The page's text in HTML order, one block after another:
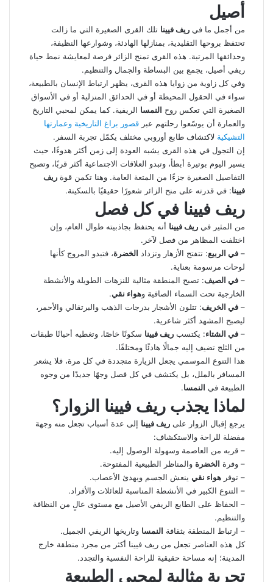
أصيل
من أجمل ما في ريف فيينا تلك القرى الصغيرة التي ما زالت
تحتفظ بروحها التقليدية، بمنازلها الهادئة، وشوارعها النظيفة،
وحدائقها المرتبة. هذه القرى تمنح الزائر فرصة لمعايشة نمط حياة
ريفي أصيل، يجمع بين البساطة والجمال والتنظيم.
وفي كل زاوية من زوايا هذه القرى، يظهر ارتباط الإنسان بالطبيعة،
سواء في الحقول المحيطة أو في الحدائق المنزلية أو في الأسواق
الصغيرة التي تعكس روح النمسا الريفية. كما يمكن لمحبي التاريخ
والعمارة أن يوسّعوا رحلتهم عبر قصور براغ التاريخية وعمارتها
التشيكية لاكتشاف طابع أوروبي مختلف يكمّل تجربة السفر.
إن التجول في هذه القرى يشبه العودة إلى زمن أكثر هدوءًا، حيث
يسير اليوم بوتيرة أبطأ، وتبدو العلاقات الاجتماعية أكثر قربًا، وتصبح
التفاصيل الصغيرة جزءًا من المتعة العامة. وهنا تكمن قوة ريف
فيينا: في قدرته على منح الزائر شعورًا حقيقيًا بالسكينة.
ريف فيينا في كل فصل
من المثير في ريف فيينا أنه يحتفظ بجاذبيته طوال العام، وإن
اختلفت المظاهر من فصل لآخر.
– في الربيع: تتفتح الأزهار وتزداد الخضرة، فتبدو المروج كأنها
لوحات مرسومة بعناية.
– في الصيف: تصبح المنطقة مثالية للنزهات الطويلة والأنشطة
الخارجية تحت السماء الصافية وهواء نقي.
– في الخريف: تتلون الأشجار بدرجات الذهب والبرتقالي والأحمر،
ليصبح المشهد أكثر شاعرية.
– في الشتاء: يكتسب ريف فيينا سكونًا خاصًا، وتغطيه أحيانًا طبقات
من الثلج تضيف إليه جمالًا هادئًا ومختلفًا.
هذا التنوع الموسمي يجعل الزيارة متجددة في كل مرة، فلا يشعر
المسافر بالملل، بل يكتشف في كل فصل وجهًا جديدًا من وجوه
الطبيعة في النمسا.
لماذا يجذب ريف فيينا الزوار؟
يرجع إقبال الزوار على ريف فيينا إلى عدة أسباب تجعل منه وجهة
مفضلة للراحة والاستكشاف:
– قربه من العاصمة وسهولة الوصول إليه.
– وفرة الخضرة والمناظر الطبيعية المفتوحة.
– توفر هواء نقي ينعش الجسم ويهدئ الأعصاب.
– التنوع الكبير في الأنشطة المناسبة للعائلات والأفراد.
– الحفاظ على الطابع الريفي الأصيل مع مستوى عالٍ من النظافة
والتنظيم.
– ارتباط المنطقة بثقافة النمسا وتاريخها الريفي الجميل.
كل هذه العناصر تجعل من ريف فيينا أكثر من مجرد منطقة خارج
المدينة؛ إنه مساحة حقيقية للراحة النفسية والتجدد.
تجربة مثالية لمحبي الطبيعة